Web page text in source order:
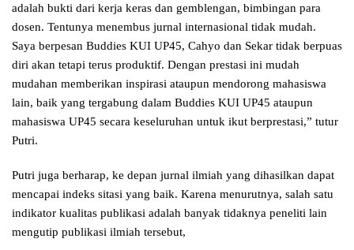
adalah bukti dari kerja keras dan gemblengan, bimbingan para
dosen. Tentunya menembus jurnal internasional tidak mudah.
Saya berpesan Buddies KUI UP45, Cahyo dan Sekar tidak berpuas
diri akan tetapi terus produktif. Dengan prestasi ini mudah
mudahan memberikan inspirasi ataupun mendorong mahasiswa
lain, baik yang tergabung dalam Buddies KUI UP45 ataupun
mahasiswa UP45 secara keseluruhan untuk ikut berprestasi,” tutur
Putri.
Putri juga berharap, ke depan jurnal ilmiah yang dihasilkan dapat
mencapai indeks sitasi yang baik. Karena menurutnya, salah satu
indikator kualitas publikasi adalah banyak tidaknya peneliti lain
mengutip publikasi ilmiah tersebut,